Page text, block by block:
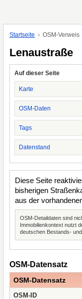
Startseite OSM-Verweis
Lenaustraße
Auf dieser Seite
Karte
OSM-Daten
Tags
Datenstand
Diese Seite
bisherigen
aus der
OSM-Detaildaten sind
Immobilienkontext nutzt
deutschen Bestands- und
OSM-Datensatz
OSM-Datensatz
OSM-ID